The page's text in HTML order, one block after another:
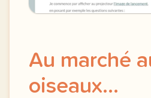
Au marché
oiseaux…